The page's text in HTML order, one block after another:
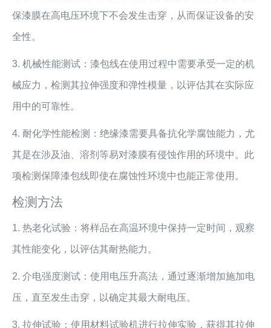
保漆膜在高电压环境下不会发生击穿，从而保证设备的安
全性。
3. 机械性能测试：漆包线在使用过程中需要承受一定的机
械应力，检测其拉伸强度和弹性模量，以评估其在实际应
用中的可靠性。
4. 耐化学性能检测：绝缘漆需要具备抗化学腐蚀能力，尤
其是在涉及油、溶剂等易对漆膜有侵蚀作用的环境中。此
项检测保障漆包线即使在腐蚀性环境中也能正常使用。
检测方法
1. 热老化试验：将样品在高温环境中保持一定时间，观察
其性能变化，以评估其耐热能力。
2. 介电强度测试：使用电压升高法，通过逐渐增加施加电
压，直至发生击穿，以确定其最大耐电压。
3. 拉伸试验：使用材料试验机进行拉伸实验，获得其拉伸